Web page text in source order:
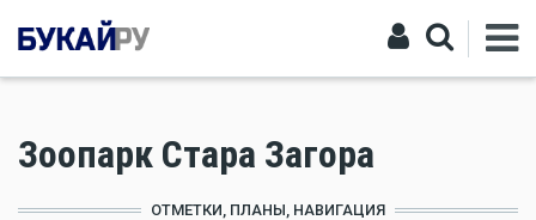
Зоопарк Стара Загора
ОТМЕТКИ, ПЛАНЫ, НАВИГАЦИЯ